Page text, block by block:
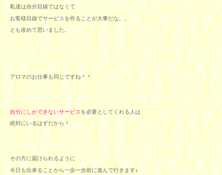
私達は自分目線ではなくて
お客様目線でサービスを作ることが大事だな。。
とも改めて思いました。
アロマのお仕事も同じですね＾＾
自分にしかできないサービスを必要としてくれる人は
絶対にいるはずだから！
その方に届けられるように
今日も出来ることから一歩一歩前に進んで行きます♪